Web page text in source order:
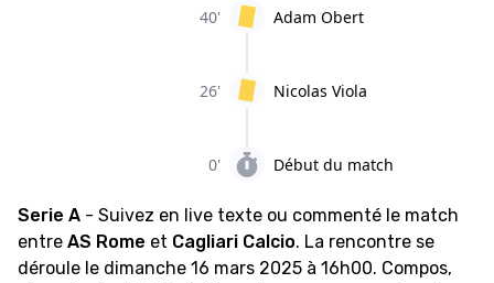
40' Adam Obert
26' Nicolas Viola
0' Début du match
Serie A - Suivez en live texte ou commenté le match
entre AS Rome et Cagliari Calcio. La rencontre se
déroule le dimanche 16 mars 2025 à 16h00. Compos,